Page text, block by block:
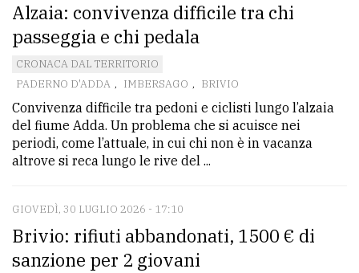
Alzaia: convivenza difficile tra chi
passeggia e chi pedala
CRONACA DAL TERRITORIO
PADERNO D'ADDA , IMBERSAGO , BRIVIO
Convivenza difficile tra pedoni e ciclisti lungo l’alzaia
del fiume Adda. Un problema che si acuisce nei
periodi, come l’attuale, in cui chi non è in vacanza
altrove si reca lungo le rive del ...
GIOVEDÌ, 30 LUGLIO 2026 - 17:10
Brivio: rifiuti abbandonati, 1500 € di
sanzione per 2 giovani